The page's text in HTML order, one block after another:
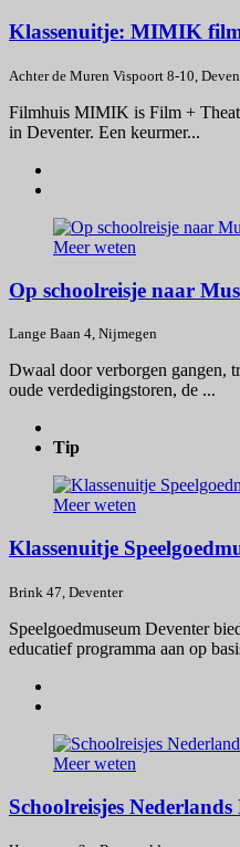
Klassenuitje: MIMIK
Achter de Muren Vispoort 8-10,
Filmhuis MIMIK is Film +
in Deventer. Een keurmer...
Meer weten
Op schoolreisje naar
Lange Baan 4, Nijmegen
Dwaal door verborgen gangen,
oude verdedigingstoren, de ...
Tip
Meer weten
Klassenuitje
Brink 47, Deventer
Speelgoedmuseum Deventer
educatief programma aan op
Meer weten
Schoolreisjes